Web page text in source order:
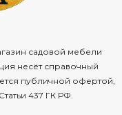
садовой мебели
несёт справочный
публичной офертой,
437 ГК РФ.